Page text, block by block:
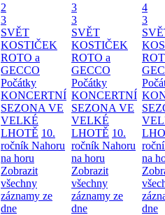
2
3
SVĚT
KOSTIČEK
ROTO a
GECCO
Počátky
KONCERTNÍ
SEZONA VE
VELKÉ
LHOTĚ 10.
ročník Nahoru
na horu
Zobrazit
všechny
záznamy ze
dne
3
3
SVĚT
KOSTIČEK
ROTO a
GECCO
Počátky
KONCERTNÍ
SEZONA VE
VELKÉ
LHOTĚ 10.
ročník Nahoru
na horu
Zobrazit
všechny
záznamy ze
dne
4
3
na
dne